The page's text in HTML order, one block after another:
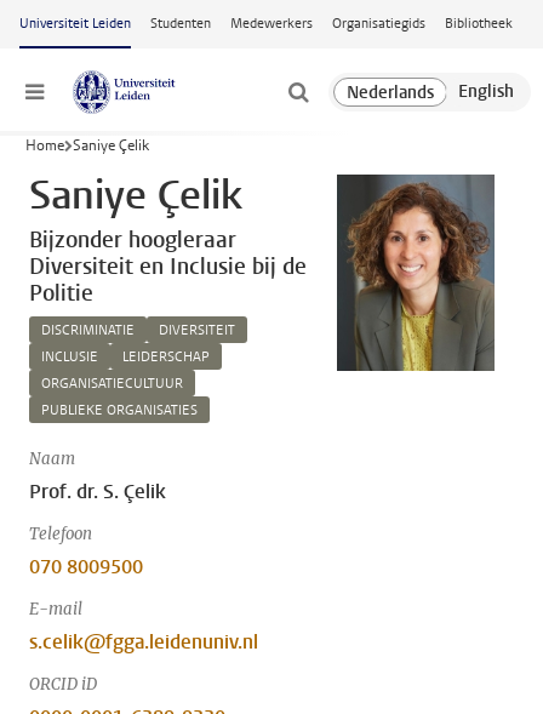
Ga naar hoofdinhoud
Universiteit Leiden Studenten Medewerkers Organisatiegids Bibliotheek
Menu
Home Saniye Çelik
Saniye Çelik
Bijzonder hoogleraar
Diversiteit en Inclusie bij de
Politie
DISCRIMINATIE
DIVERSITEIT
INCLUSIE
LEIDERSCHAP
ORGANISATIECULTUUR
PUBLIEKE ORGANISATIES
Naam
Prof. dr. S. Çelik
Telefoon
070 8009500
E-mail
s.celik@fgga.leidenuniv.nl
ORCID iD